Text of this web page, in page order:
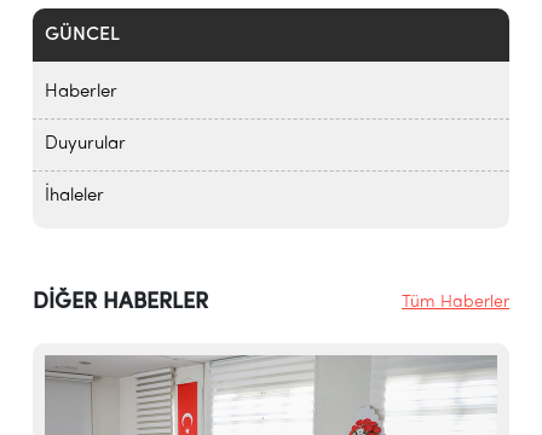
GÜNCEL
Haberler
Duyurular
İhaleler
DİĞER HABERLER Tüm Haberler